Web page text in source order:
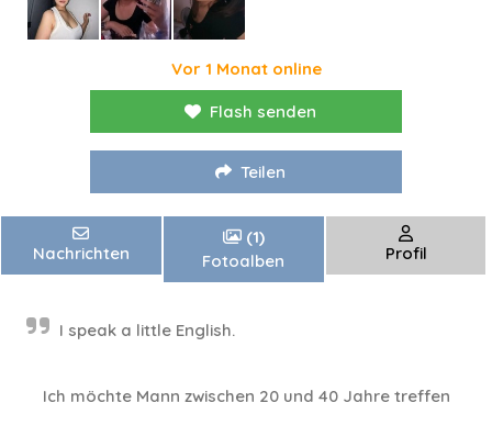
Vor 1 Monat online
Flash senden
Teilen
Nachrichten
(1)
Fotoalben
Profil
I speak a little English.
Ich möchte Mann zwischen 20 und 40 Jahre treffen